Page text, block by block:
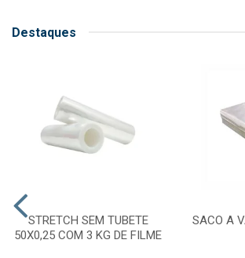
Destaques
STRETCH SEM TUBETE
50X0,25 COM 3 KG DE FILME
SACO A